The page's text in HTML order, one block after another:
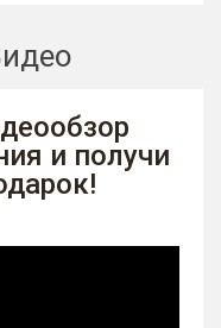
и получи